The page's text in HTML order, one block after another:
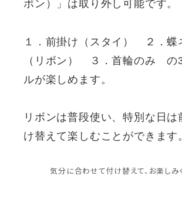
ボン）」は取り外し可能です。
１．前掛け（スタイ） ２．蝶
（リボン） ３．首輪のみ の
ルが楽しめます。
リボンは普段使い、特別な日は
け替えて楽しむことができます
気分に合わせて付け替えて、お楽しみ